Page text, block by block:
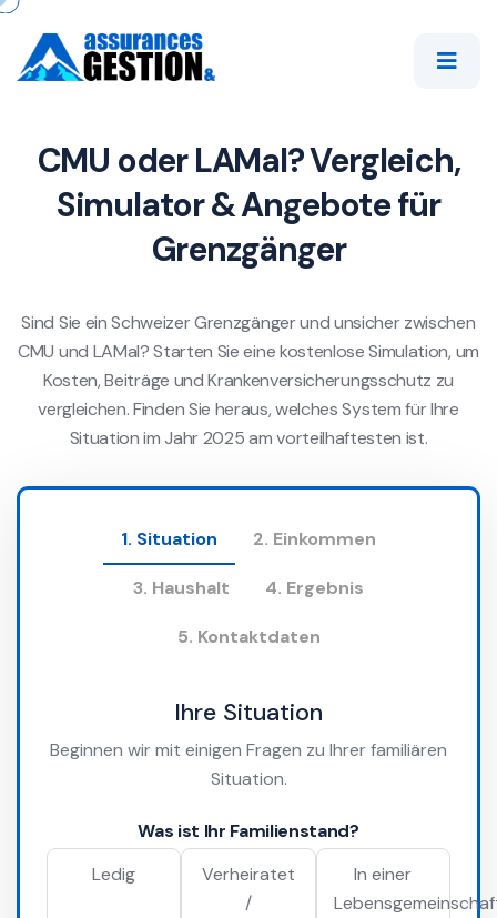
CMU oder LAMal? Vergleich,
Simulator & Angebote für
Grenzgänger
Sind Sie ein Schweizer Grenzgänger und unsicher zwischen
CMU und LAMal? Starten Sie eine kostenlose Simulation, um
Kosten, Beiträge und Krankenversicherungsschutz zu
vergleichen. Finden Sie heraus, welches System für Ihre
Situation im Jahr 2025 am vorteilhaftesten ist.
1. Situation 2. Einkommen
3. Haushalt 4. Ergebnis
5. Kontaktdaten
Ihre Situation
Beginnen wir mit einigen Fragen zu Ihrer familiären
Situation.
Was ist Ihr Familienstand?
Ledig
Verheiratet
/
In einer